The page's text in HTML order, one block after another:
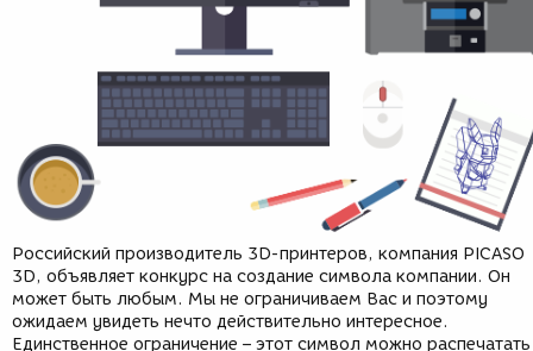
Российский производитель 3D-принтеров, компания PICASO
3D, объявляет конкурс на создание символа компании. Он
может быть любым. Мы не ограничиваем Вас и поэтому
ожидаем увидеть нечто действительно интересное.
Единственное ограничение – этот символ можно распечатать